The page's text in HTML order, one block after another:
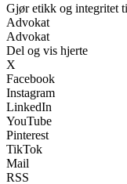
Gjør etikk og integritet
Advokat
Advokat
Del og vis hjerte
X
Facebook
Instagram
LinkedIn
YouTube
Pinterest
TikTok
Mail
RSS